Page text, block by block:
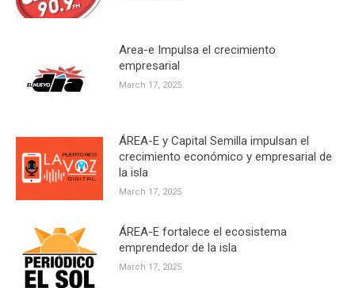
Area-e Impulsa el crecimiento
empresarial
March 17, 2025
ÁREA-E y Capital Semilla impulsan el
crecimiento económico y empresarial de
la isla
March 17, 2025
ÁREA-E fortalece el ecosistema
emprendedor de la isla
March 17, 2025